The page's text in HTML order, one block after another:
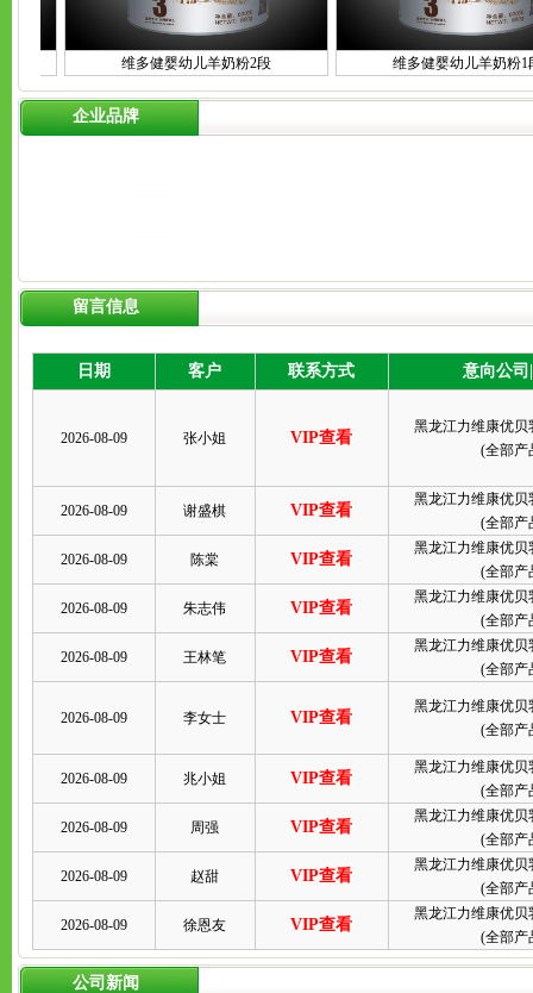
维多健婴幼儿羊奶粉2段 维多健婴幼儿羊奶粉1段
企业品牌
留言信息
日期 客户 联系方式 意向公司
2026-08-09 张小姐 VIP查看
黑龙江力维康优贝
(全部产
2026-08-09 谢盛棋 VIP查看
黑龙江力维康优贝
(全部产
2026-08-09 陈棠 VIP查看
黑龙江力维康优贝
(全部产
2026-08-09 朱志伟 VIP查看
黑龙江力维康优贝
(全部产
2026-08-09 王林笔 VIP查看
黑龙江力维康优贝
(全部产
2026-08-09 李女士 VIP查看
黑龙江力维康优贝
(全部产
2026-08-09 兆小姐 VIP查看
黑龙江力维康优贝
(全部产
2026-08-09 周强 VIP查看
黑龙江力维康优贝
(全部产
2026-08-09 赵甜 VIP查看
黑龙江力维康优贝
(全部产
2026-08-09 徐恩友 VIP查看
黑龙江力维康优贝
(全部产
公司新闻